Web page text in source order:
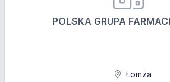
POLSKA GRUPA
Łomża